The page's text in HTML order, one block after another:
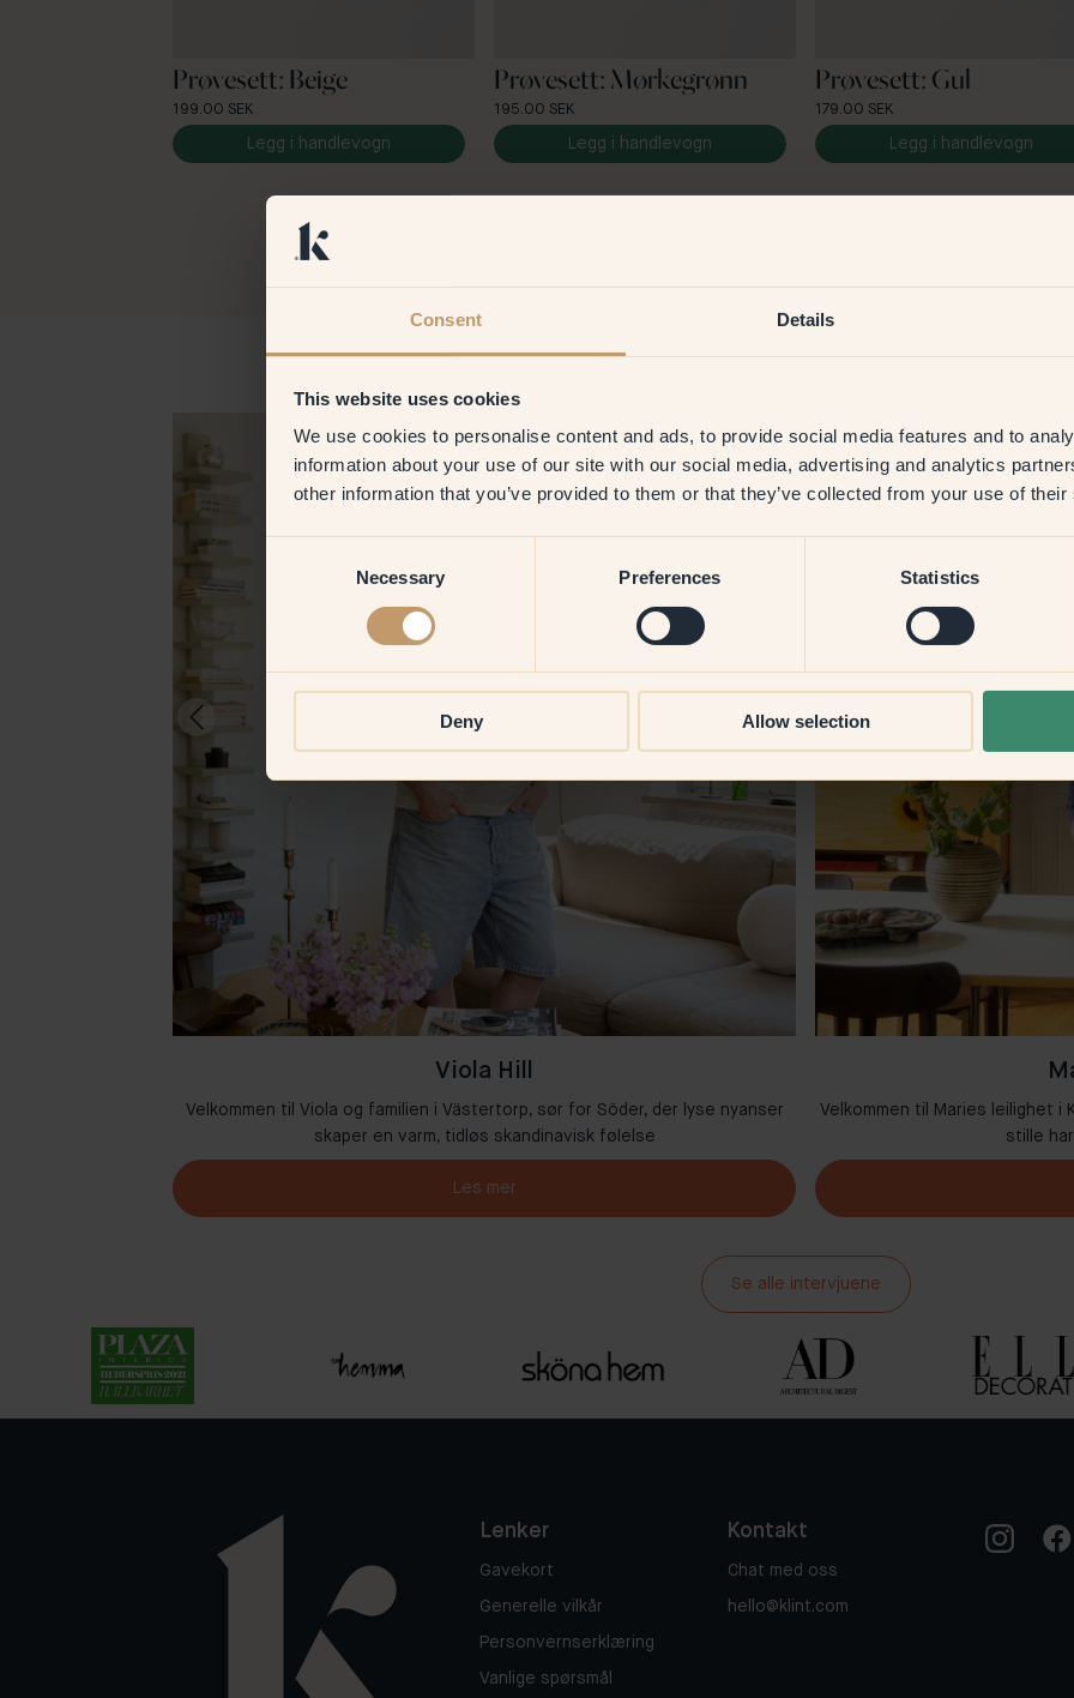
Consent Details
This website uses cookies
We use cookies to personalise content and ads, to provide social media features and to
information about your use of our site with our social media, advertising and analytics
other information that you’ve provided to them or that they’ve collected from your use of
Necessary Preferences Statistics
Deny Allow selection
Prøvesett: Beige
199.00 SEK
Legg i handlevogn
Prøvesett: Mørkegrønn
195.00 SEK
Legg i handlevogn
Prøvesett: Gul
179.00 SEK
Legg i handlevogn
Viola Hill
Velkommen til Viola og familien i Västertorp, sør for Söder, der lyse nyanser
skaper en varm, tidløs skandinavisk følelse
Les mer
Velkommen til Maries leilighet
stille
Se alle intervjuene
Lenker
Gavekort
Generelle vilkår
Personvernserklæring
Vanlige spørsmål
Kontakt
Chat med oss
hello@klint.com